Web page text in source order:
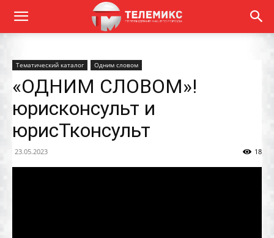
Тематический каталог Одним словом
«ОДНИМ СЛОВОМ»!
юрисконсульт и
юрисТконсульт
23.05.2023 18